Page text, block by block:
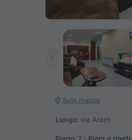
Sulla mappa
Luogo: via Aram